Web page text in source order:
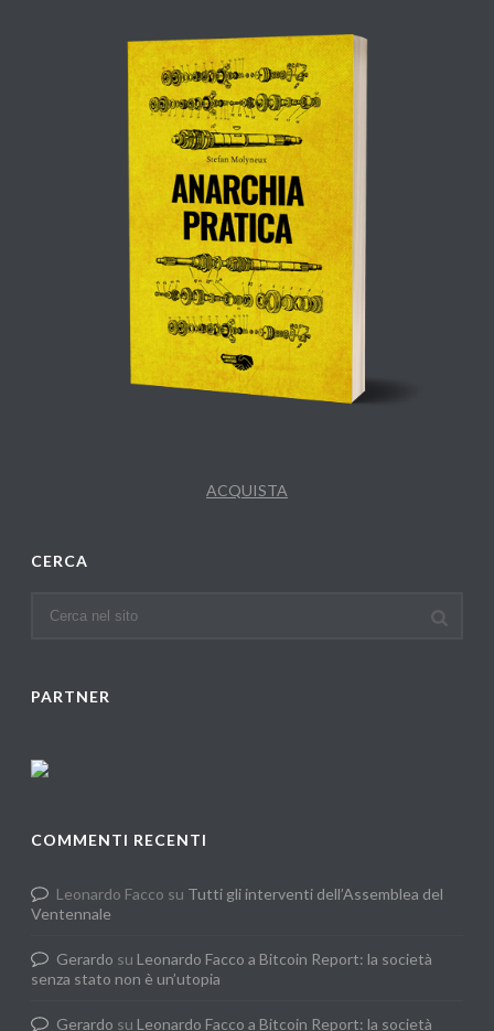
ACQUISTA
CERCA
PARTNER
COMMENTI RECENTI
Leonardo Facco su Tutti gli interventi dell’Assemblea del
Ventennale
Gerardo su Leonardo Facco a Bitcoin Report: la società
senza stato non è un’utopia
Gerardo su Leonardo Facco a Bitcoin Report: la società